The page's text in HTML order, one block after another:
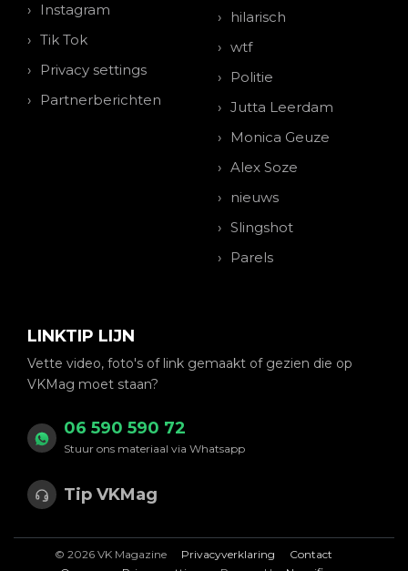
Instagram
Tik Tok
Privacy settings
Partnerberichten
hilarisch
wtf
Politie
Jutta Leerdam
Monica Geuze
Alex Soze
nieuws
Slingshot
Parels
LINKTIP LIJN
Vette video, foto's of link gemaakt of gezien die op
VKMag moet staan?
06 590 590 72
Stuur ons materiaal via Whatsapp
Tip VKMag
© 2026 VK Magazine Privacyverklaring
Contact